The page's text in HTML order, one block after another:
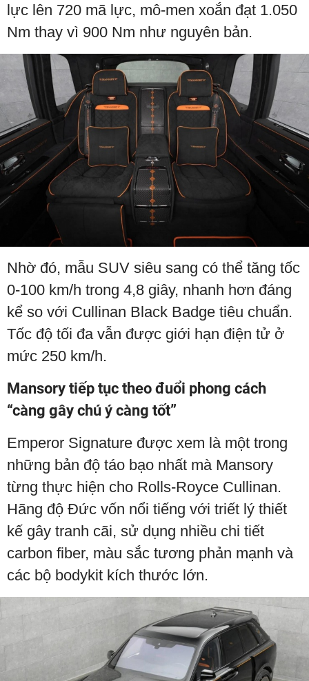
lực lên 720 mã lực, mô-men xoắn đạt 1.050
Nm thay vì 900 Nm như nguyên bản.
Nhờ đó, mẫu SUV siêu sang có thể tăng tốc
0-100 km/h trong 4,8 giây, nhanh hơn đáng
kể so với Cullinan Black Badge tiêu chuẩn.
Tốc độ tối đa vẫn được giới hạn điện tử ở
mức 250 km/h.
Mansory tiếp tục theo đuổi phong cách
“càng gây chú ý càng tốt”
Emperor Signature được xem là một trong
những bản độ táo bạo nhất mà Mansory
từng thực hiện cho Rolls-Royce Cullinan.
Hãng độ Đức vốn nổi tiếng với triết lý thiết
kế gây tranh cãi, sử dụng nhiều chi tiết
carbon fiber, màu sắc tương phản mạnh và
các bộ bodykit kích thước lớn.